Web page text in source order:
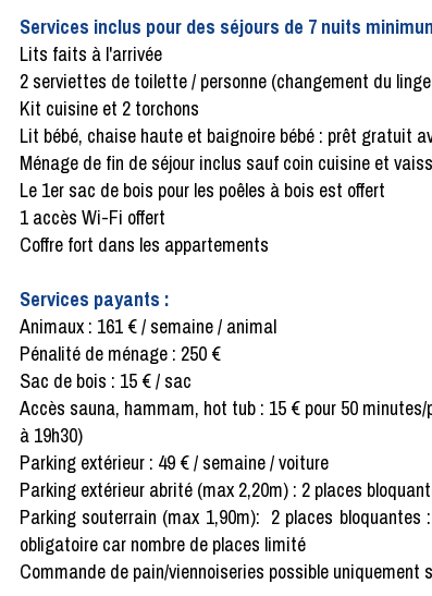
Services inclus pour des séjours de 7 nuits
Lits faits à l'arrivée
2 serviettes de toilette / personne (changement du
Kit cuisine et 2 torchons
Lit bébé, chaise haute et baignoire bébé : prêt gratuit
Ménage de fin de séjour inclus sauf coin cuisine et
Le 1er sac de bois pour les poêles à bois est offert
1 accès Wi-Fi offert
Coffre fort dans les appartements
Services payants :
Animaux : 161 € / semaine / animal
Pénalité de ménage : 250 €
Sac de bois : 15 € / sac
Accès sauna, hammam, hot tub : 15 € pour 50
à 19h30)
Parking extérieur : 49 € / semaine / voiture
Parking extérieur abrité (max 2,20m) : 2 places
Parking souterrain (max 1,90m): 2 places
obligatoire car nombre de places limité
Commande de pain/viennoiseries possible uniquement